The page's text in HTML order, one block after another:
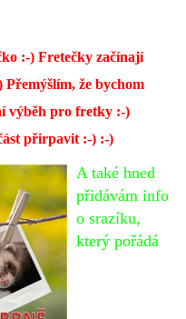
:-) Fretečky začínají
že bychom
výběh pro fretky :-)
přirpavit :-) :-)
A také hned
přidávám info
o srazíku,
který pořádá